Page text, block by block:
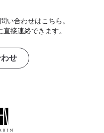
い合わせはこちら。
接連絡できます。
せ